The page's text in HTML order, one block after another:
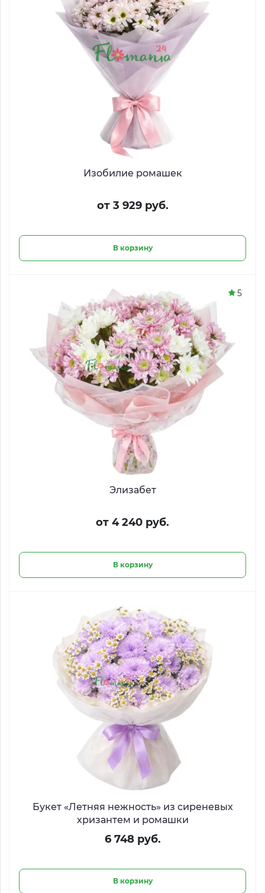
Изобилие ромашек
от 3 929 руб.
В корзину
Элизабет
от 4 240 руб.
В корзину
5
Букет «Летняя нежность» из сиреневых
хризантем и ромашки
6 748 руб.
В корзину